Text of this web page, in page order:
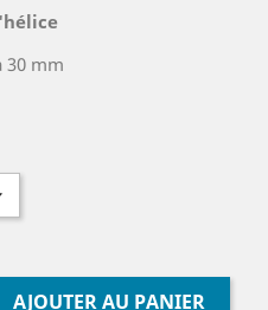
30 mm
AJOUTER AU PANIER